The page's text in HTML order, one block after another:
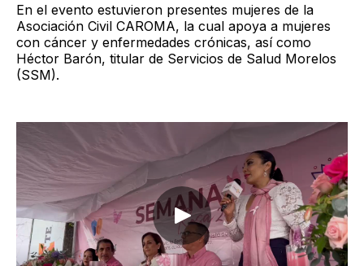
En el evento estuvieron presentes mujeres de la
Asociación Civil CAROMA, la cual apoya a mujeres
con cáncer y enfermedades crónicas, así como
Héctor Barón, titular de Servicios de Salud Morelos
(SSM).